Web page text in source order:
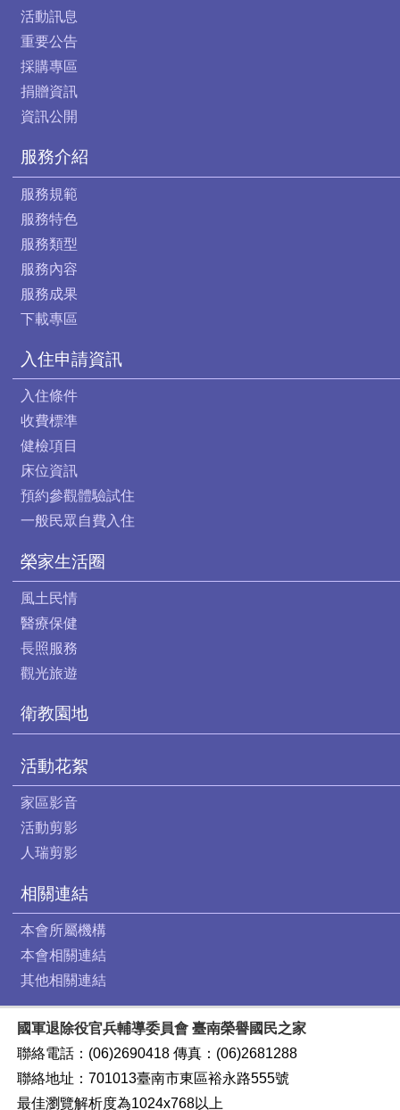
活動訊息
重要公告
採購專區
捐贈資訊
資訊公開
服務介紹
服務規範
服務特色
服務類型
服務內容
服務成果
下載專區
入住申請資訊
入住條件
收費標準
健檢項目
床位資訊
預約參觀體驗試住
一般民眾自費入住
榮家生活圈
風土民情
醫療保健
長照服務
觀光旅遊
衛教園地
活動花絮
家區影音
活動剪影
人瑞剪影
相關連結
本會所屬機構
本會相關連結
其他相關連結
國軍退除役官兵輔導委員會 臺南榮譽國民之家
聯絡電話：(06)2690418 傳真：(06)2681288
聯絡地址：701013臺南市東區裕永路555號
最佳瀏覽解析度為1024x768以上